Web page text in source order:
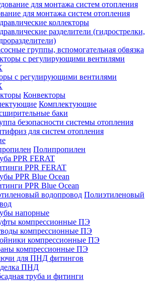
для монтажа систем отопления
коллекторы
разделители (гидрострелки,
группы, вспомогательная обвязка
с регулирующими вентилями
Конвекторы
Комплектующие
баки
безопасности системы отопления
для систем отопления
Полипропилен
PPR FERAT
PPR FERAT
PPR Blue Ocean
PPR Blue Ocean
Полиэтиленовый
напорные
компрессионные ПЭ
компрессионные ПЭ
компрессионные ПЭ
компрессионные ПЭ
для ПНД фитингов
ПНД
труба и фитинги